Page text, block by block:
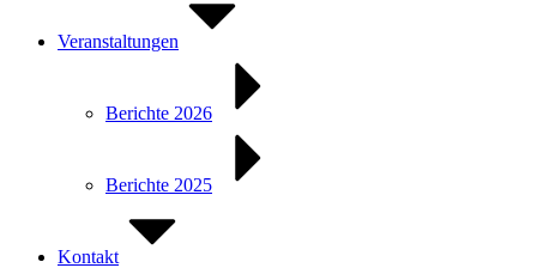
Veranstaltungen
Berichte 2026
Berichte 2025
Kontakt